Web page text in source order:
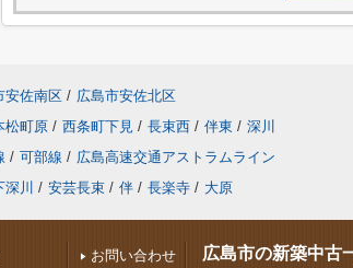
安佐南区 / 広島市安佐北区
松町原 / 西条町下見 / 長束西 / 伴東 / 深川
/ 可部線 / 広島高速交通アストラムライン
深川 / 安芸長束 / 伴 / 長楽寺 / 大原
お問い合わせ 広島市の新築中古